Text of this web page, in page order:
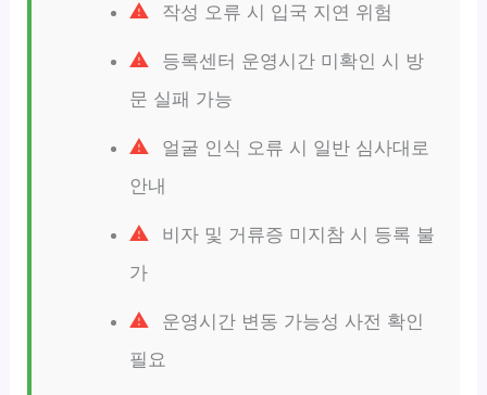
작성 오류 시 입국 지연 위험
등록센터 운영시간 미확인 시 방
문 실패 가능
얼굴 인식 오류 시 일반 심사대로
안내
비자 및 거류증 미지참 시 등록 불
가
운영시간 변동 가능성 사전 확인
필요